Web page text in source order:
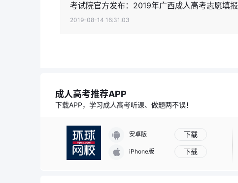
考试院官方发布：2019年广西成人高考志愿填报
2019-08-14 16:31:03
成人高考推荐APP
下载APP，学习成人高考听课、做题两不误！
安卓版 下载
iPhone版 下载